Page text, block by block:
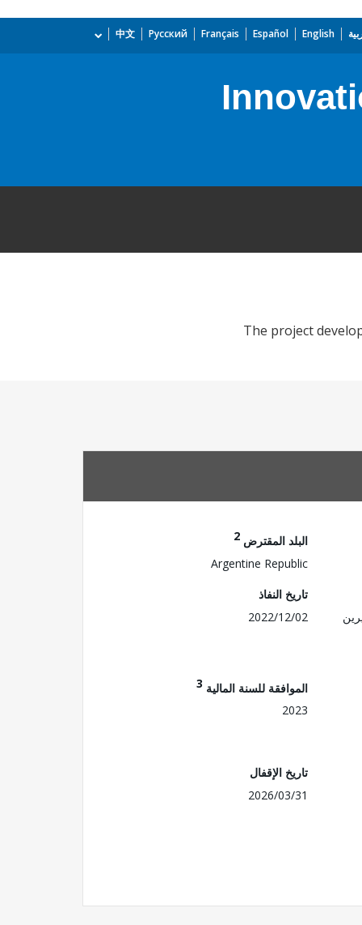
English
Español
Français
Русский
中文
The project
البلد المقترض 2
Argentine Republic
تاريخ النفاذ
2022/12/02
الموافقة للسنة المالية 3
2023
تاريخ الإقفال
2026/03/31